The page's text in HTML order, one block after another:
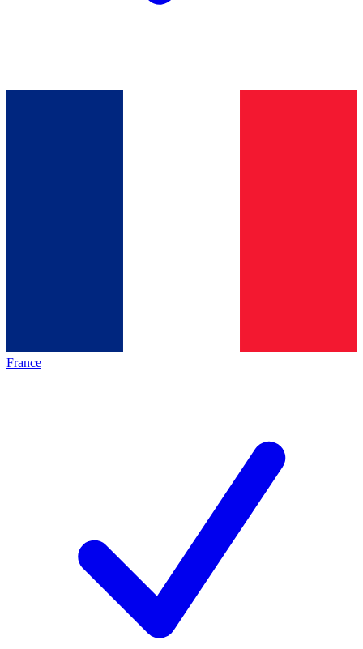
France